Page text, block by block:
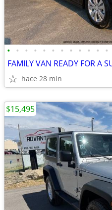
• • • • • • • • • • • •
FAMILY VAN READY FOR A
hace 28 min
$15,495